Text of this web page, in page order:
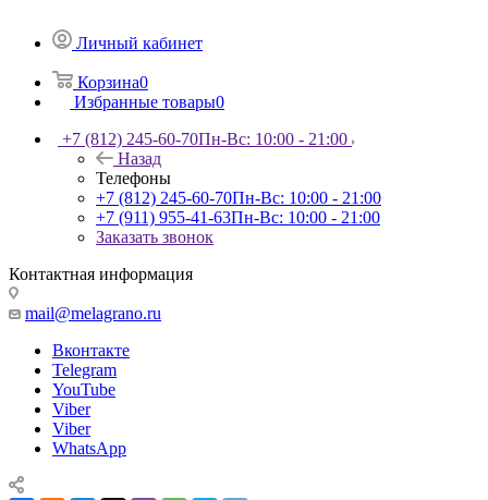
Личный кабинет
Корзина0
Избранные товары0
+7 (812) 245-60-70Пн-Вс: 10:00 - 21:00
Назад
Телефоны
+7 (812) 245-60-70Пн-Вс: 10:00 - 21:00
+7 (911) 955-41-63Пн-Вс: 10:00 - 21:00
Заказать звонок
Контактная информация
mail@melagrano.ru
Вконтакте
Telegram
YouTube
Viber
Viber
WhatsApp